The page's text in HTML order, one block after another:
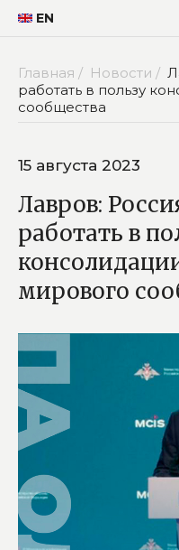
EN
Главная / Новости /
работать в пользу
сообщества
15 августа 2023
Лавров:
работать в
мирового